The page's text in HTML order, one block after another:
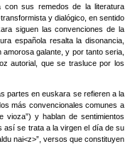
con sus remedos de la literatura
y dialógico, en sentido
siguen las convenciones de la
española resalta la disonancia,
galante, y por tanto seria,
autorial, que se trasluce por los
partes en euskara se refieren a la
más convencionales comunes a
vioza”) y hablan de sentimientos
así se trata a la virgen el día de su
nai<z>”, versos que constituyen